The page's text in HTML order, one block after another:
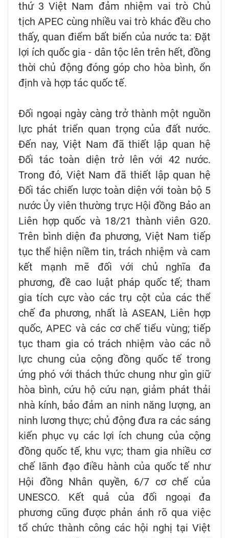
thứ 3 Việt Nam đảm nhiệm vai trò Chủ
tịch APEC cùng nhiều vai trò khác đều cho
thấy, quan điểm bất biến của nước ta: Đặt
lợi ích quốc gia - dân tộc lên trên hết, đồng
thời chủ động đóng góp cho hòa bình, ổn
định và hợp tác quốc tế.
Đối ngoại ngày càng trở thành một nguồn
lực phát triển quan trọng của đất nước.
Đến nay, Việt Nam đã thiết lập quan hệ
Đối tác toàn diện trở lên với 42 nước.
Trong đó, Việt Nam đã thiết lập quan hệ
Đối tác chiến lược toàn diện với toàn bộ 5
nước Ủy viên thường trực Hội đồng Bảo an
Liên hợp quốc và 18/21 thành viên G20.
Trên bình diện đa phương, Việt Nam tiếp
tục thể hiện niềm tin, trách nhiệm và cam
kết mạnh mẽ đối với chủ nghĩa đa
phương, đề cao luật pháp quốc tế; tham
gia tích cực vào các trụ cột của các thể
chế đa phương, nhất là ASEAN, Liên hợp
quốc, APEC và các cơ chế tiểu vùng; tiếp
tục tham gia có trách nhiệm vào các nỗ
lực chung của cộng đồng quốc tế trong
ứng phó với thách thức chung như gìn giữ
hòa bình, cứu hộ cứu nạn, giảm phát thải
nhà kính, bảo đảm an ninh năng lượng, an
ninh lương thực; chủ động đưa ra các sáng
kiến phục vụ các lợi ích chung của cộng
đồng quốc tế, khu vực; tham gia nhiều cơ
chế lãnh đạo điều hành của quốc tế như
Hội đồng Nhân quyền, 6/7 cơ chế của
UNESCO. Kết quả của đối ngoại đa
phương cũng được phản ánh rõ qua việc
tổ chức thành công các hội nghị tại Việt